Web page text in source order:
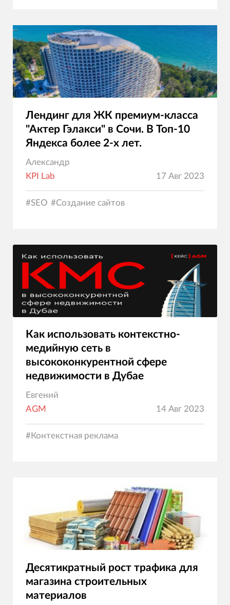
Лендинг для ЖК премиум-класса
"Актер Гэлакси" в Сочи. В Топ-10
Яндекса более 2-х лет.
Александр
KPI Lab
17 Авг 2023
#SEO #Создание сайтов
Как использовать контекстно-
медийную сеть в
высококонкурентной сфере
недвижимости в Дубае
Евгений
AGM
14 Авг 2023
#Контекстная реклама
Десятикратный рост трафика для
магазина строительных
материалов